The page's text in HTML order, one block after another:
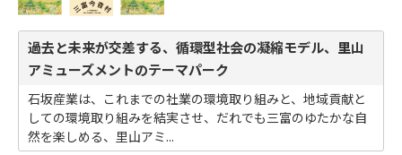
過去と未来が交差する、循環型社会の凝縮モデル、里山
アミューズメントのテーマパーク
石坂産業は、これまでの社業の環境取り組みと、地域貢献と
しての環境取り組みを結実させ、だれでも三富のゆたかな自
然を楽しめる、里山アミ...